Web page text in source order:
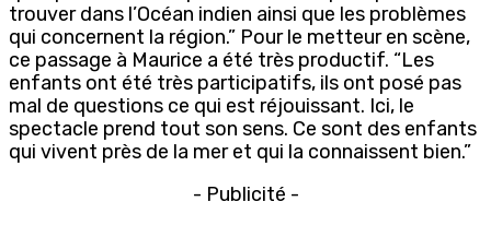
trouver dans l’Océan indien ainsi que les problèmes
qui concernent la région.” Pour le metteur en scène,
ce passage à Maurice a été très productif. “Les
enfants ont été très participatifs, ils ont posé pas
mal de questions ce qui est réjouissant. Ici, le
spectacle prend tout son sens. Ce sont des enfants
qui vivent près de la mer et qui la connaissent bien.”
- Publicité -